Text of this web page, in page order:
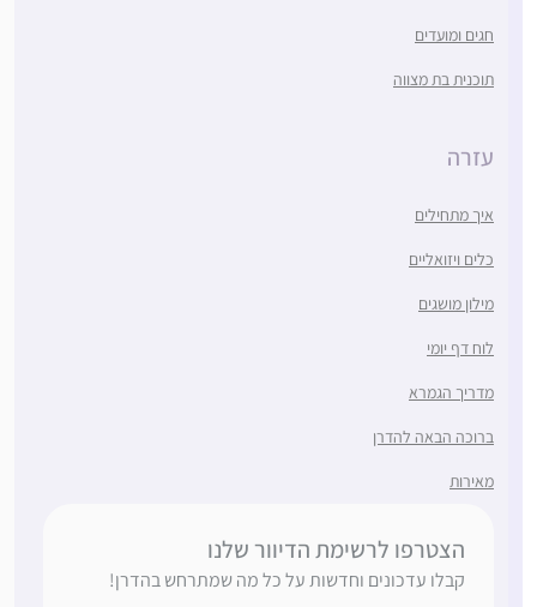
חגים ומועדים
תוכנית בת מצווה
עזרה
איך מתחילים
כלים ויזואליים
מילון מושגים
לוח דף יומי
מדריך הגמרא
ברוכה הבאה להדרן
מאירות
הצטרפו לרשימת הדיוור שלנו
קבלו עדכונים וחדשות על כל מה שמתרחש בהדרן!